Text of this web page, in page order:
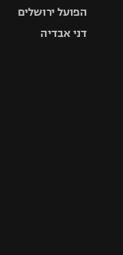
הפועל ירושלים
דני אבדיה